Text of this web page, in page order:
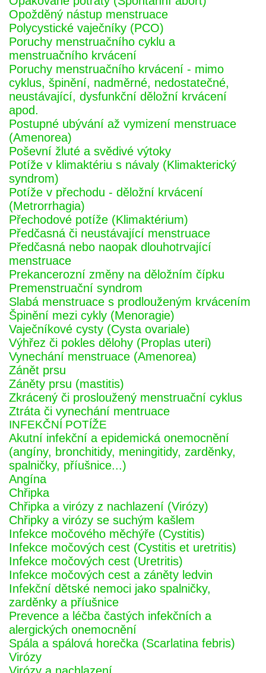
Opožděný nástup menstruace
Polycystické vaječníky (PCO)
Poruchy menstruačního cyklu a
menstruačního krvácení
Poruchy menstruačního krvácení - mimo
cyklus, špinění, nadměrné, nedostatečné,
neustávající, dysfunkční děložní krvácení
apod.
Postupné ubývání až vymizení menstruace
(Amenorea)
Poševní žluté a svědivé výtoky
Potíže v klimaktériu s návaly (Klimakterický
syndrom)
Potíže v přechodu - děložní krvácení
(Metrorrhagia)
Přechodové potíže (Klimaktérium)
Předčasná či neustávající menstruace
Předčasná nebo naopak dlouhotrvající
menstruace
Prekancerozní změny na děložním čípku
Premenstruační syndrom
Slabá menstruace s prodlouženým krvácením
Špinění mezi cykly (Menoragie)
Vaječníkové cysty (Cysta ovariale)
Výhřez či pokles dělohy (Proplas uteri)
Vynechání menstruace (Amenorea)
Zánět prsu
Záněty prsu (mastitis)
Zkrácený či prosloužený menstruační cyklus
Ztráta či vynechání mentruace
INFEKČNÍ POTÍŽE
Akutní infekční a epidemická onemocnění
(angíny, bronchitidy, meningitidy, zarděnky,
spalničky, příušnice...)
Angína
Chřipka
Chřipka a virózy z nachlazení (Virózy)
Chřipky a virózy se suchým kašlem
Infekce močového měchýře (Cystitis)
Infekce močových cest (Cystitis et uretritis)
Infekce močových cest (Uretritis)
Infekce močových cest a záněty ledvin
Infekční dětské nemoci jako spalničky,
zarděnky a příušnice
Prevence a léčba častých infekčních a
alergických onemocnění
Spála a spálová horečka (Scarlatina febris)
Virózy